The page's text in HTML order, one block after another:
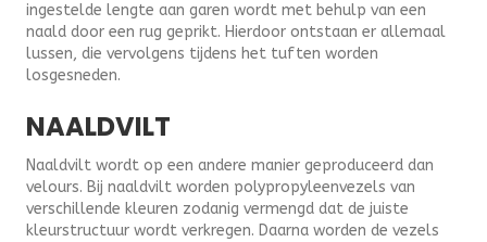
ingestelde lengte aan garen wordt met behulp van een
naald door een rug geprikt. Hierdoor ontstaan er allemaal
lussen, die vervolgens tijdens het tuften worden
losgesneden.
NAALDVILT
Naaldvilt wordt op een andere manier geproduceerd dan
velours. Bij naaldvilt worden polypropyleenvezels van
verschillende kleuren zodanig vermengd dat de juiste
kleurstructuur wordt verkregen. Daarna worden de vezels